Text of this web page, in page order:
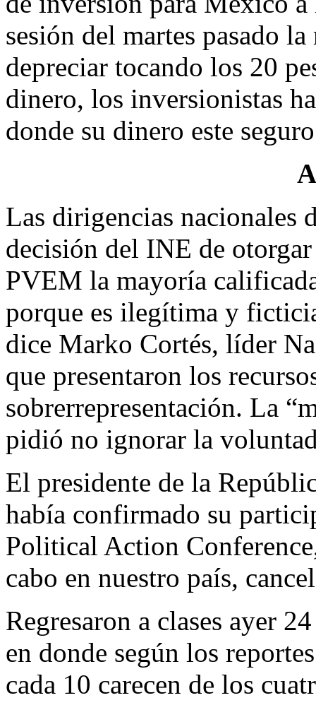
sesión del martes pasado
depreciar tocando los 20
dinero, los inversionistas
donde su dinero este
Las dirigencias nacionales
decisión del INE de
PVEM la mayoría
porque es ilegítima y
dice Marko Cortés, líder
que presentaron los
sobrerrepresentación. La
pidió no ignorar la
El presidente de la
había confirmado su
Political Action
cabo en nuestro país,
Regresaron a clases ayer
en donde según los
cada 10 carecen de los